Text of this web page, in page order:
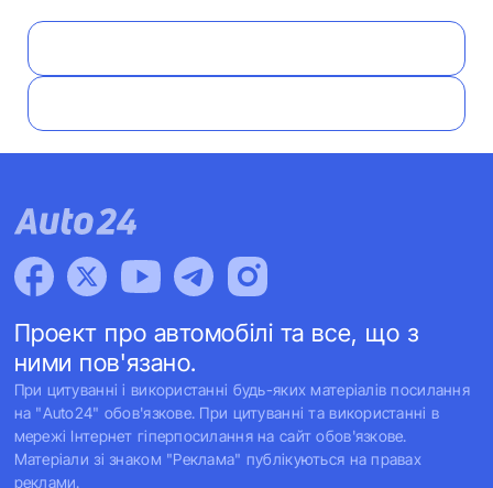
Проект про автомобілі та все, що з
ними пов'язано.
При цитуванні і використанні будь-яких матеріалів посилання
на "Auto24" обов'язкове. При цитуванні та використанні в
мережі Інтернет гіперпосилання на сайт обов'язкове.
Матеріали зі знаком "Реклама" публікуються на правах
реклами.